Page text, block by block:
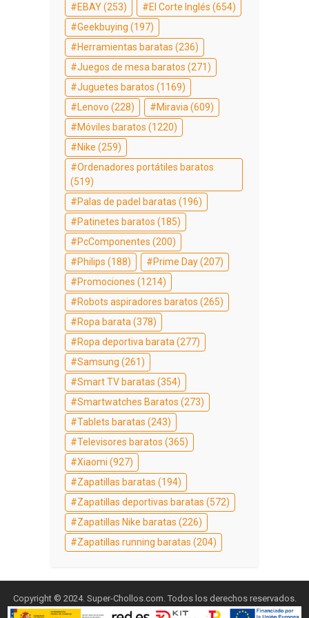
EBAY(253) El Corte Inglés (654)
Geekbuying (197)
Herramientas baratas (236)
Juegos de mesa baratos (271)
Juguetes baratos (1169)
Lenovo (228) Miravia (609)
Móviles baratos (1220)
Nike (259)
Ordenadores portátiles baratos
(519)
Palas de padel baratas (196)
Patinetes baratos (185)
PcComponentes (200)
Philips (188) Prime Day(207)
Promociones (1214)
Robots aspiradores baratos (265)
Ropa barata (378)
Ropa deportiva barata (277)
Samsung (261)
Smart TV baratas (354)
Smartwatches Baratos (273)
Tablets baratas (243)
Televisores baratos (365)
Xiaomi (927)
Zapatillas baratas (194)
Zapatillas deportivas baratas (572)
Zapatillas Nike baratas (226)
Zapatillas running baratas (204)
Copyright © 2024. Super-Chollos.com. Todos los derechos reservados.